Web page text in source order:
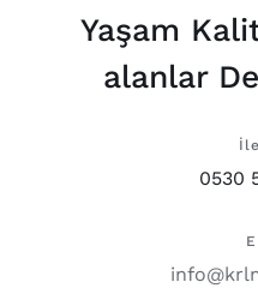
Yaşam
alanlar
0530